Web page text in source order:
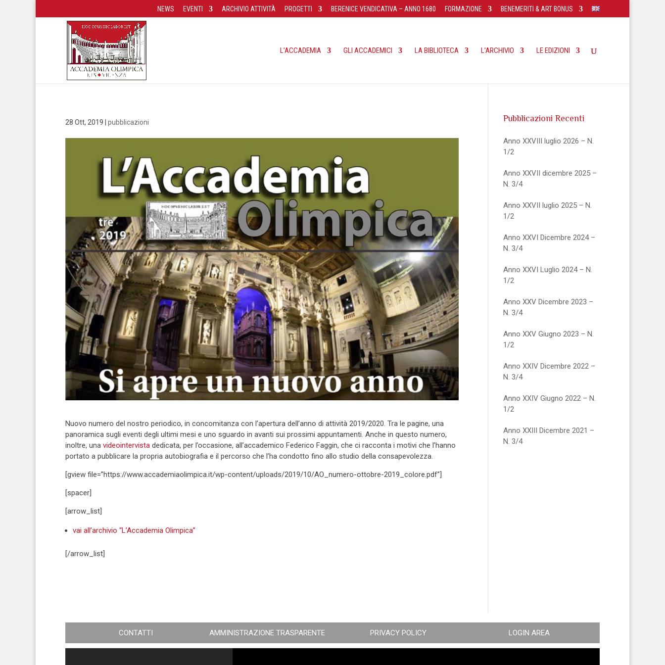
NEWS EVENTI ARCHIVIO ATTIVITÀ PROGETTI BERENICE VENDICATIVA – ANNO 1680 FORMAZIONE BENEMERITI & ART BONUS
L’ACCADEMIA GLI ACCADEMICI LA BIBLIOTECA L’ARCHIVIO LE EDIZIONI
28 Ott, 2019 pubblicazioni
Nuovo numero del nostro periodico, in concomitanza con l’apertura dell’anno di attività 2019/2020. Tra le pagine, una
panoramica sugli eventi degli ultimi mesi e uno sguardo in avanti sui prossimi appuntamenti. Anche in questo numero,
inoltre, una videointervista dedicata, per l’occasione, all’accademico Federico Faggin, che ci racconta i motivi che l’hanno
portato a pubblicare la propria autobiografia e il percorso che l’ha condotto fino allo studio della consapevolezza.
[gview file=”https://www.accademiaolimpica.it/wp-content/uploads/2019/10/AO_numero-ottobre-2019_colore.pdf”]
[spacer]
[arrow_list]
vai all’archivio “L’Accademia Olimpica”
[/arrow_list]
Pubblicazioni Recenti
Anno XXVIII luglio 2026 – N.
1/2
Anno XXVII dicembre 2025 –
N. 3/4
Anno XXVII luglio 2025 – N.
1/2
Anno XXVI Dicembre 2024 –
N. 3/4
Anno XXVI Luglio 2024 – N.
1/2
Anno XXV Dicembre 2023 –
N. 3/4
Anno XXV Giugno 2023 – N.
1/2
Anno XXIV Dicembre 2022 –
N. 3/4
Anno XXIV Giugno 2022 – N.
1/2
Anno XXIII Dicembre 2021 –
N. 3/4
CONTATTI AMMINISTRAZIONE TRASPARENTE PRIVACY POLICY LOGIN AREA